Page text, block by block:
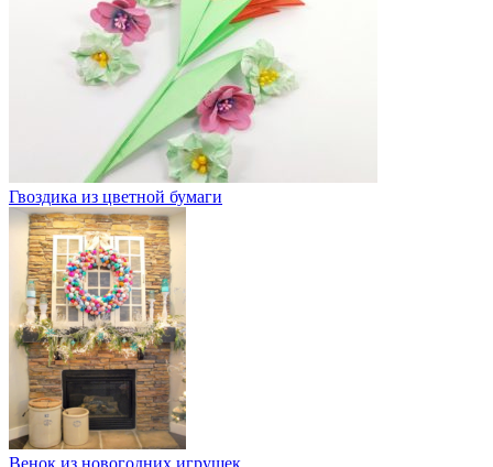
Гвоздика из цветной бумаги
Венок из новогодних игрушек